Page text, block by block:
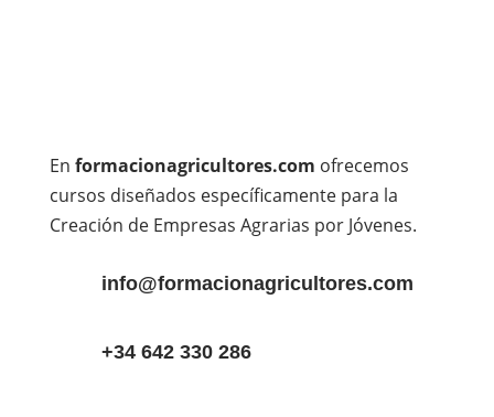
En formacionagricultores.com ofrecemos
cursos diseñados específicamente para la
Creación de Empresas Agrarias por Jóvenes.
info@formacionagricultores.com
+34 642 330 286